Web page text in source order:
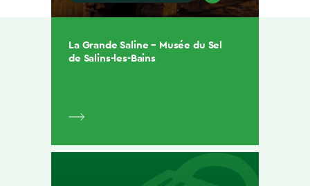
La Grande Saline – Musée du Sel
de Salins-les-Bains